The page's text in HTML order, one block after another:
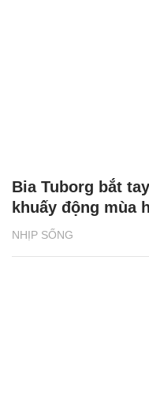
NHỊP SỐNG
Bia Tuborg bắt
khuấy động mùa